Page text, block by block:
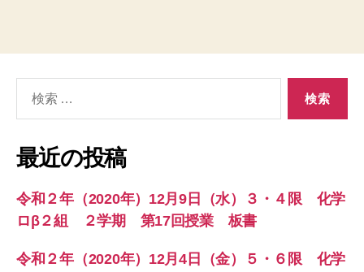
象:
最近の投稿
令和２年（2020年）12月9日（水）３・４限 化学
ロβ２組 ２学期 第17回授業 板書
令和２年（2020年）12月4日（金）５・６限 化学